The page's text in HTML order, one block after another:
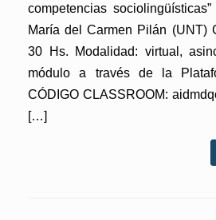
competencias
María del Carmen Pilán (UNT)
30 Hs. Modalidad: virtual,
módulo a través de la
CÓDIGO CLASSROOM:
[…]